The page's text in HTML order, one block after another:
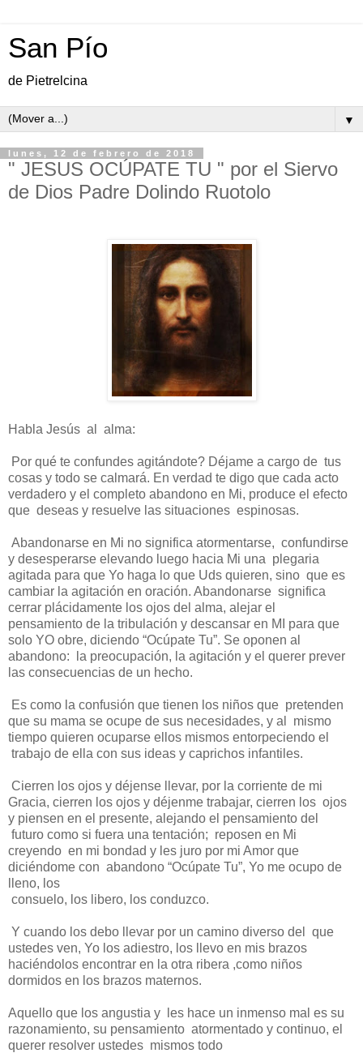
San Pío
de Pietrelcina
▼
lunes, 12 de febrero de 2018
" JESUS OCÚPATE TU " por el Siervo
de Dios Padre Dolindo Ruotolo
Habla Jesús al alma:
Por qué te confundes agitándote? Déjame a cargo de tus
cosas y todo se calmará. En verdad te digo que cada acto
verdadero y el completo abandono en Mi, produce el efecto
que deseas y resuelve las situaciones espinosas.
Abandonarse en Mi no significa atormentarse, confundirse
y desesperarse elevando luego hacia Mi una plegaria
agitada para que Yo haga lo que Uds quieren, sino que es
cambiar la agitación en oración. Abandonarse significa
cerrar plácidamente los ojos del alma, alejar el
pensamiento de la tribulación y descansar en MI para que
solo YO obre, diciendo “Ocúpate Tu”. Se oponen al
abandono: la preocupación, la agitación y el querer prever
las consecuencias de un hecho.
Es como la confusión que tienen los niños que pretenden
que su mama se ocupe de sus necesidades, y al mismo
tiempo quieren ocuparse ellos mismos entorpeciendo el
trabajo de ella con sus ideas y caprichos infantiles.
Cierren los ojos y déjense llevar, por la corriente de mi
Gracia, cierren los ojos y déjenme trabajar, cierren los ojos
y piensen en el presente, alejando el pensamiento del
futuro como si fuera una tentación; reposen en Mi
creyendo en mi bondad y les juro por mi Amor que
diciéndome con abandono “Ocúpate Tu”, Yo me ocupo de
lleno, los
consuelo, los libero, los conduzco.
Y cuando los debo llevar por un camino diverso del que
ustedes ven, Yo los adiestro, los llevo en mis brazos
haciéndolos encontrar en la otra ribera ,como niños
dormidos en los brazos maternos.
Aquello que los angustia y les hace un inmenso mal es su
razonamiento, su pensamiento atormentado y continuo, el
querer resolver ustedes mismos todo